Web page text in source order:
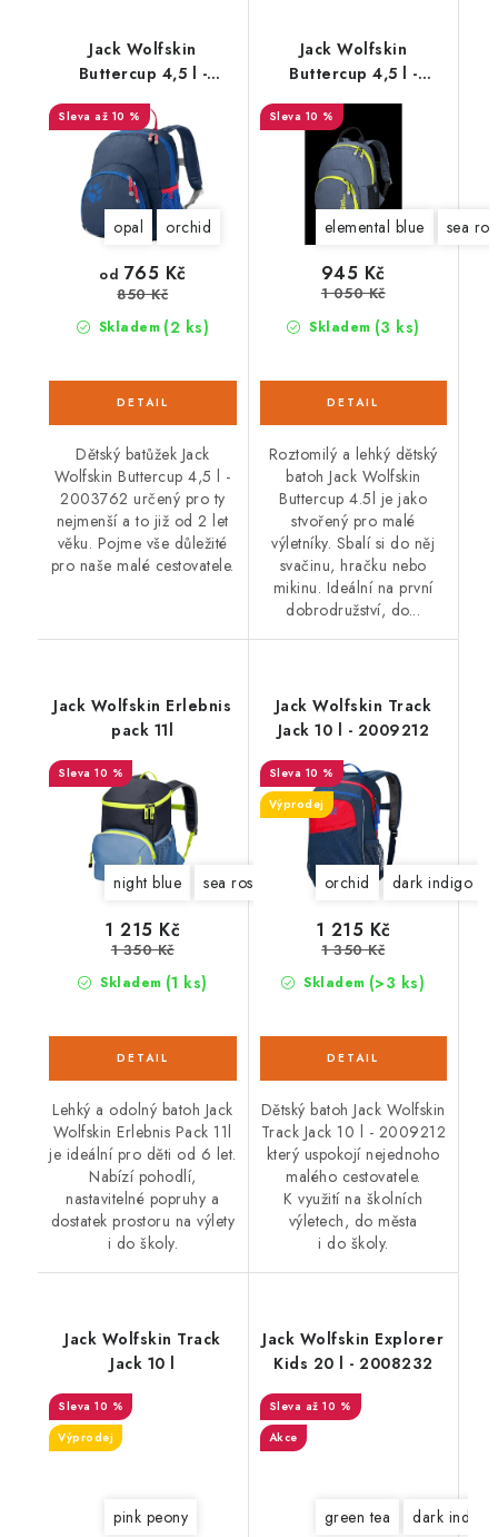
Jack Wolfskin
Buttercup 4,5 l -
2003762
až 10 %
opal orchid
Skladem (2 ks)
od 765 Kč
850 Kč
Dětský batůžek Jack
Wolfskin Buttercup 4,5 l -
2003762 určený pro ty
nejmenší a to již od 2 let
věku. Pojme vše důležité
pro naše malé cestovatele.
Jack Wolfskin
Buttercup 4,5 l -
2003763
10 %
elemental blue sea
Skladem (3 ks)
945 Kč
1 050 Kč
Roztomilý a lehký dětský
batoh Jack Wolfskin
Buttercup 4.5l je jako
stvořený pro malé
výletníky. Sbalí si do něj
svačinu, hračku nebo
mikinu. Ideální na první
dobrodružství, do...
Jack Wolfskin Erlebnis
pack 11l
10 %
night blue sea rose slate green
Skladem (1 ks)
1 215 Kč
1 350 Kč
Lehký a odolný batoh Jack
Wolfskin Erlebnis Pack 11l
je ideální pro děti od 6 let.
Nabízí pohodlí,
nastavitelné popruhy a
dostatek prostoru na výlety
i do školy.
Jack Wolfskin Track
Jack 10 l - 2009212
10 %
Výprodej
orchid dark indigo
Skladem (>3 ks)
1 215 Kč
1 350 Kč
Dětský batoh Jack Wolfskin
Track Jack 10 l - 2009212
který uspokojí nejednoho
malého cestovatele.
K využití na školních
výletech, do města
i do školy.
Jack Wolfskin Track
Jack 10 l
10 %
Výprodej
pink peony
Jack Wolfskin Explorer
Kids 20 l - 2008232
až 10 %
Akce
green tea dark indigo